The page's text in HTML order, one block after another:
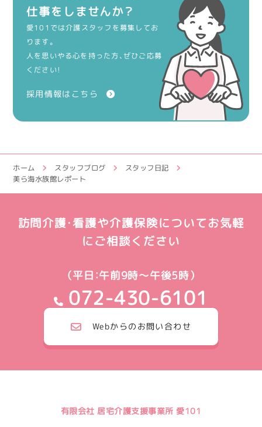
仕事をしませんか？
愛101では介護スタッフを募集してお
ります。
人を思いやる心を持った方、ぜひご応募
ください！
採用情報はこちら
ホーム スタッフブログ
スタッフ日記
美ら海水族館レポート
訪問介護・看護や介護保険についてお気軽
にご相談ください
（平日：午前9時～午後5時）
072-430-6101
Webからのお問い合わせ
有限会社 居宅介護支援事業所 愛101